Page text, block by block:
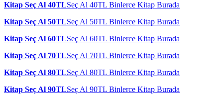
Kitap Seç Al 40TLSeç Al 40TL Binlerce Kitap Burada
Kitap Seç Al 50TLSeç Al 50TL Binlerce Kitap Burada
Kitap Seç Al 60TLSeç Al 60TL Binlerce Kitap Burada
Kitap Seç Al 70TLSeç Al 70TL Binlerce Kitap Burada
Kitap Seç Al 80TLSeç Al 80TL Binlerce Kitap Burada
Kitap Seç Al 90TLSeç Al 90TL Binlerce Kitap Burada